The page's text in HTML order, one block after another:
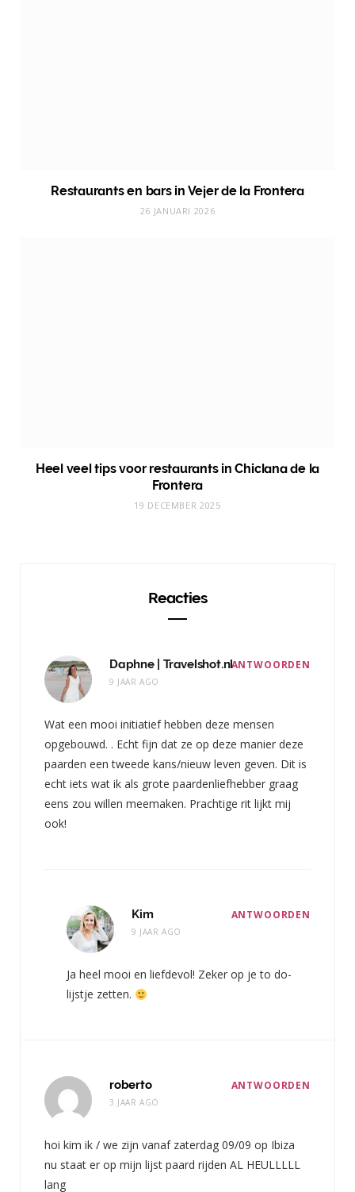
Restaurants en bars in Vejer de la Frontera
26 JANUARI 2026
Heel veel tips voor restaurants in Chiclana de la
Frontera
19 DECEMBER 2025
Reacties
Daphne | Travelshot.nl
9 JAAR AGO
ANTWOORDEN
Wat een mooi initiatief hebben deze mensen
opgebouwd. . Echt fijn dat ze op deze manier deze
paarden een tweede kans/nieuw leven geven. Dit is
echt iets wat ik als grote paardenliefhebber graag
eens zou willen meemaken. Prachtige rit lijkt mij
ook!
Kim
9 JAAR AGO
ANTWOORDEN
Ja heel mooi en liefdevol! Zeker op je to do-
lijstje zetten.
roberto
3 JAAR AGO
ANTWOORDEN
hoi kim ik / we zijn vanaf zaterdag 09/09 op Ibiza
nu staat er op mijn lijst paard rijden AL HEULLLLL
lang